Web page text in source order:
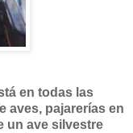
en todas las
aves, pajarerías en
un ave silvestre